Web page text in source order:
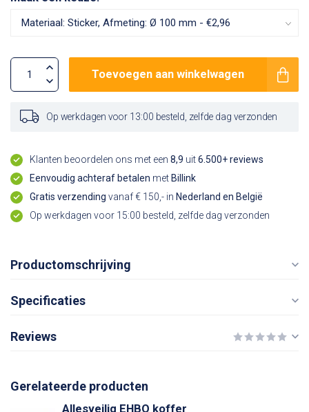
Toevoegen aan winkelwagen
Op werkdagen voor 13:00 besteld, zelfde dag verzonden
Klanten beoordelen ons met een 8,9 uit6.500+ reviews
Eenvoudig achteraf betalen met Billink
Gratis verzending vanaf € 150,- in Nederland en België
Op werkdagen voor 15:00 besteld, zelfde dag verzonden
Productomschrijving
Specificaties
Reviews
Gerelateerde producten
Allesveilig EHBO koffer